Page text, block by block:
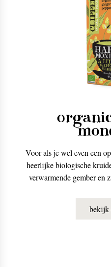
Voor als je wel even een
heerlijke biologische
verwarmende gember en
bekijk